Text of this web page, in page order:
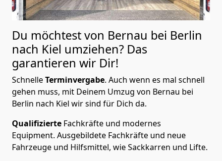
Du möchtest von Bernau bei Berlin
nach Kiel umziehen? Das
garantieren wir Dir!
SchnelleTerminvergabe. Auch wenn es mal schnell
gehen muss, mit Deinem Umzug von Bernau bei
Berlin nach Kiel wir sind für Dich da.
Qualifizierte Fachkräfte und modernes
Equipment. Ausgebildete Fachkräfte und neue
Fahrzeuge und Hilfsmittel, wie Sackkarren und Lifte.